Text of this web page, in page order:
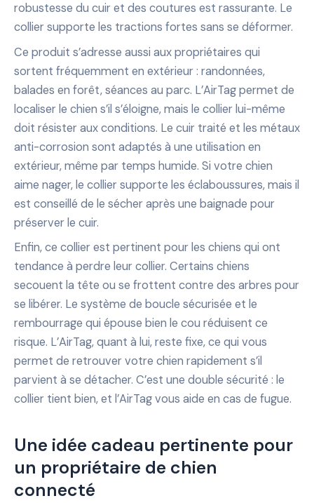
robustesse du cuir et des coutures est rassurante. Le
collier supporte les tractions fortes sans se déformer.
Ce produit s’adresse aussi aux propriétaires qui
sortent fréquemment en extérieur : randonnées,
balades en forêt, séances au parc. L’AirTag permet de
localiser le chien s’il s’éloigne, mais le collier lui-même
doit résister aux conditions. Le cuir traité et les métaux
anti-corrosion sont adaptés à une utilisation en
extérieur, même par temps humide. Si votre chien
aime nager, le collier supporte les éclaboussures, mais il
est conseillé de le sécher après une baignade pour
préserver le cuir.
Enfin, ce collier est pertinent pour les chiens qui ont
tendance à perdre leur collier. Certains chiens
secouent la tête ou se frottent contre des arbres pour
se libérer. Le système de boucle sécurisée et le
rembourrage qui épouse bien le cou réduisent ce
risque. L’AirTag, quant à lui, reste fixe, ce qui vous
permet de retrouver votre chien rapidement s’il
parvient à se détacher. C’est une double sécurité : le
collier tient bien, et l’AirTag vous aide en cas de fugue.
Une idée cadeau pertinente pour
un propriétaire de chien
connecté